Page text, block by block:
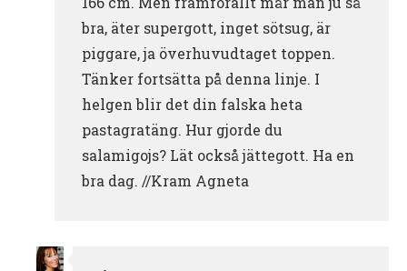
bra, äter supergott, inget sötsug, är
piggare, ja överhuvudtaget toppen.
Tänker fortsätta på denna linje. I
helgen blir det din falska heta
pastagratäng. Hur gjorde du
salamigojs? Lät också jättegott. Ha en
bra dag. //Kram Agneta